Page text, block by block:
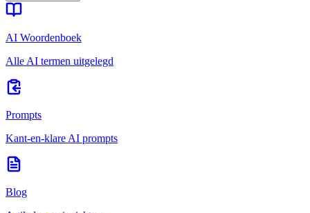
AI Woordenboek
Alle AI termen uitgelegd
Prompts
Kant-en-klare AI prompts
Blog